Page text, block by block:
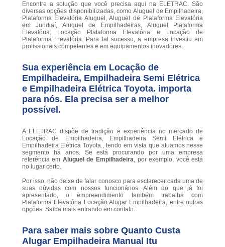
Encontre a solução que você precisa aqui na ELETRAC. São
diversas opções disponibilizadas, como Aluguel de Empilhadeira,
Plataforma Elevatória Aluguel, Aluguel de Plataforma Elevatória
em Jundiaí, Aluguel de Empilhadeiras, Aluguel Plataforma
Elevatória, Locação Plataforma Elevatória e Locação de
Plataforma Elevatória. Para tal sucesso, a empresa investiu em
profissionais competentes e em equipamentos inovadores.
Sua experiência em Locação de
Empilhadeira, Empilhadeira Semi Elétrica
e Empilhadeira Elétrica Toyota. importa
para nós. Ela precisa ser a melhor
possível.
A ELETRAC dispõe de tradição e experiência no mercado de
Locação de Empilhadeira, Empilhadeira Semi Elétrica e
Empilhadeira Elétrica Toyota., tendo em vista que atuamos nesse
segmento há anos. Se está procurando por uma empresa
referência em Aluguel de Empilhadeira, por exemplo, você está
no lugar certo.
Por isso, não deixe de falar conosco para esclarecer cada uma de
suas dúvidas com nossos funcionários. Além do que já foi
apresentado, o empreendimento também trabalha com
Plataforma Elevatória Locação Alugar Empilhadeira, entre outras
opções. Saiba mais entrando em contato.
Para saber mais sobre Quanto Custa
Alugar Empilhadeira Manual Itu